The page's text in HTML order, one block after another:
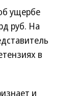
ущербе
руб. На
в
и